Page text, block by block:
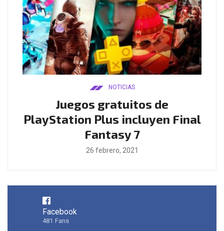
NOTICIAS
Juegos gratuitos de
PlayStation Plus incluyen Final
Fantasy 7
26 febrero, 2021
Facebook
481 Fans